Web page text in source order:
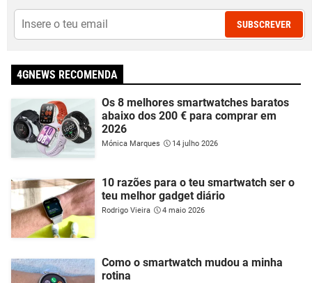
SUBSCREVER
4GNEWS RECOMENDA
Os 8 melhores smartwatches baratos
abaixo dos 200 € para comprar em
2026
Mónica Marques 14 julho 2026
10 razões para o teu smartwatch ser o
teu melhor gadget diário
Rodrigo Vieira 4 maio 2026
Como o smartwatch mudou a minha
rotina